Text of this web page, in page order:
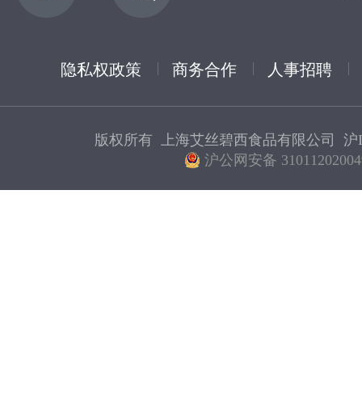
隐私权政策 商务合作 人事招聘
版权所有 上海艾丝碧西食品有限公司 沪
沪公网安备